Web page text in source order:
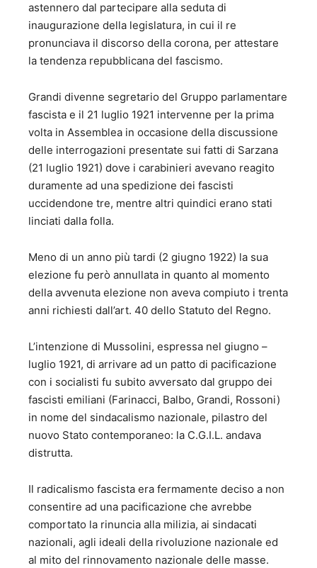
astennero dal partecipare alla seduta di
inaugurazione della legislatura, in cui il re
pronunciava il discorso della corona, per attestare
la tendenza repubblicana del fascismo.
Grandi divenne segretario del Gruppo parlamentare
fascista e il 21 luglio 1921 intervenne per la prima
volta in Assemblea in occasione della discussione
delle interrogazioni presentate sui fatti di Sarzana
(21 luglio 1921) dove i carabinieri avevano reagito
duramente ad una spedizione dei fascisti
uccidendone tre, mentre altri quindici erano stati
linciati dalla folla.
Meno di un anno più tardi (2 giugno 1922) la sua
elezione fu però annullata in quanto al momento
della avvenuta elezione non aveva compiuto i trenta
anni richiesti dall’art. 40 dello Statuto del Regno.
L’intenzione di Mussolini, espressa nel giugno –
luglio 1921, di arrivare ad un patto di pacificazione
con i socialisti fu subito avversato dal gruppo dei
fascisti emiliani (Farinacci, Balbo, Grandi, Rossoni)
in nome del sindacalismo nazionale, pilastro del
nuovo Stato contemporaneo: la C.G.I.L. andava
distrutta.
Il radicalismo fascista era fermamente deciso a non
consentire ad una pacificazione che avrebbe
comportato la rinuncia alla milizia, ai sindacati
nazionali, agli ideali della rivoluzione nazionale ed
al mito del rinnovamento nazionale delle masse.